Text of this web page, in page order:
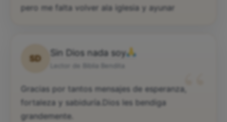
pero me falta volver ala iglesia y ayunar
SD
Sin Dios nada soy
“
Gracias por tantos mensajes de esperanza,
fortaleza y sabiduría.Dios les bendiga
grandemente.